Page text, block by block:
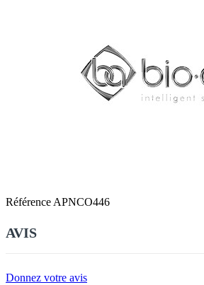
Référence APNCO446
AVIS
Donnez votre avis